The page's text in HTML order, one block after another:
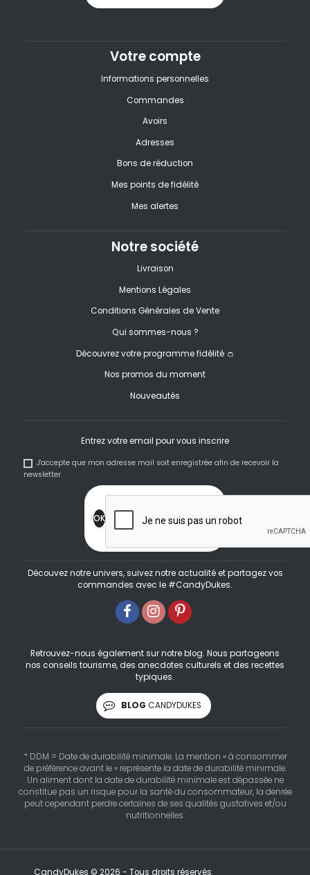
Votre compte
Informations personnelles
Commandes
Avoirs
Adresses
Bons de réduction
Mes points de fidélité
Mes alertes
Notre société
Livraison
Mentions Légales
Conditions Générales de Vente
Qui sommes-nous ?
Découvrez votre programme fidélité 👛
Nos promos du moment
Nouveautés
Entrez votre email pour vous inscrire
J'accepte que mon adresse mail soit enregistrée afin de recevoir la
newsletter.
Découvez notre univers, suivez notre actualité et partagez vos
commandes avec le #CandyDukes.
Retrouvez-nous également sur notre blog. Nous partageons
nos conseils tourisme, des anecdotes culturels et des recettes
typiques.
BLOG CANDYDUKES
* DDM = Date de durabilité minimale. La mention « à consommer
de préférence avant le » représente la date de durabilité minimale.
Un aliment dont la date de durabilité minimale est dépassée ne
constitue pas un risque pour la santé du consommateur, la denrée
peut cependant perdre certaines de ses qualités gustatives et/ou
nutritionnelles.
CandyDukes © 2026 - Tous droits réservés